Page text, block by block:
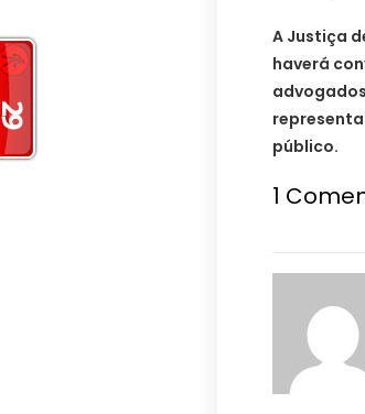
A Justiça
haverá
público.
1